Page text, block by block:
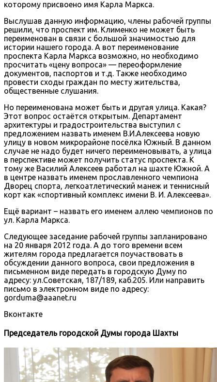
которому присвоено имя Карла Маркса.
Выслушав данную информацию, члены рабочей группы
решили, что проспект им. Клименко не может быть
переименован в связи с большой значимостью для
истории нашего города. А вот переименование
проспекта Карла Маркса возможно, но необходимо
просчитать «цену вопроса» — переоформление
документов, паспортов и т.д. Также необходимо
провести сходы граждан по месту жительства,
общественные слушания.
Но переименована может быть и другая улица. Какая?
Этот вопрос остаётся открытым. Департамент
архитектуры и градостроительства выступил с
предложением назвать именем В.И.Алексеева новую
улицу в новом микрорайоне посёлка Южный. В данном
случае не надо будет ничего переименовывать, а улица
в перспективе может получить статус проспекта. К
тому же Василий Алексеев работал на шахте Южной. А
в центре назвать именем прославленного чемпиона
Дворец спорта, легкоатлетический манеж и теннисный
корт как «спортивный комплекс имени В. И. Алексеева».
Ещё вариант – назвать его именем аллею чемпионов по
ул. Карла Маркса.
Следующее заседание рабочей группы запланировано
на 20 января 2012 года. А до того времени всем
жителям города предлагается поучаствовать в
обсуждении данного вопроса, свои предложения в
письменном виде передать в городскую Думу по
адресу: ул.Советская, 187/189, каб.205. Или направить
письмо в электронном виде по адресу:
gorduma@aaanet.ru
Вконтакте
Председатель городской Думы города Шахты